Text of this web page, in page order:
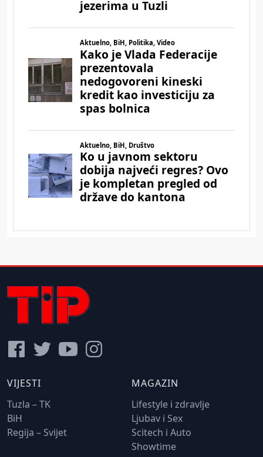
VIJESTI
Tuzla – TK
BiH
Regija – Svijet
MAGAZIN
Lifestyle i zdravlje
Ljubav i Sex
Scitech i Auto
Showtime